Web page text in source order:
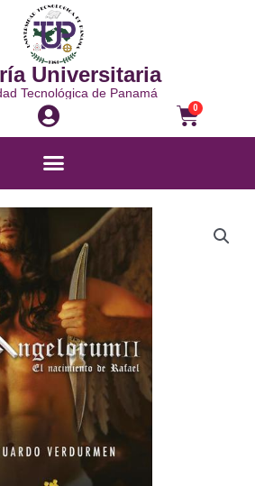
Universitaria
Tecnológica de Panamá
0